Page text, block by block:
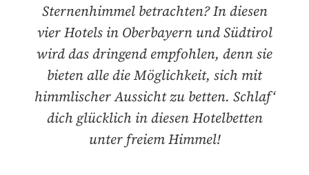
Sternenhimmel betrachten? In diesen
vier Hotels in Oberbayern und Südtirol
wird das dringend empfohlen, denn sie
bieten alle die Möglichkeit, sich mit
himmlischer Aussicht zu betten. Schlaf‘
dich glücklich in diesen Hotelbetten
unter freiem Himmel!